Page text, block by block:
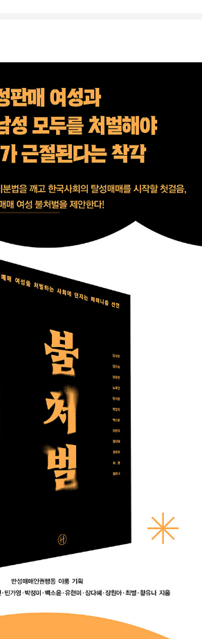
문제는 외면한 채 여성들을 억압하기만 하
년 ‘성매매 여성 불처벌’을 주제로 활동가
하며 고민한 결과를 이 책에 모았다. 이를 계
하지 않는 사회를 지향하는 사람들과 새로이